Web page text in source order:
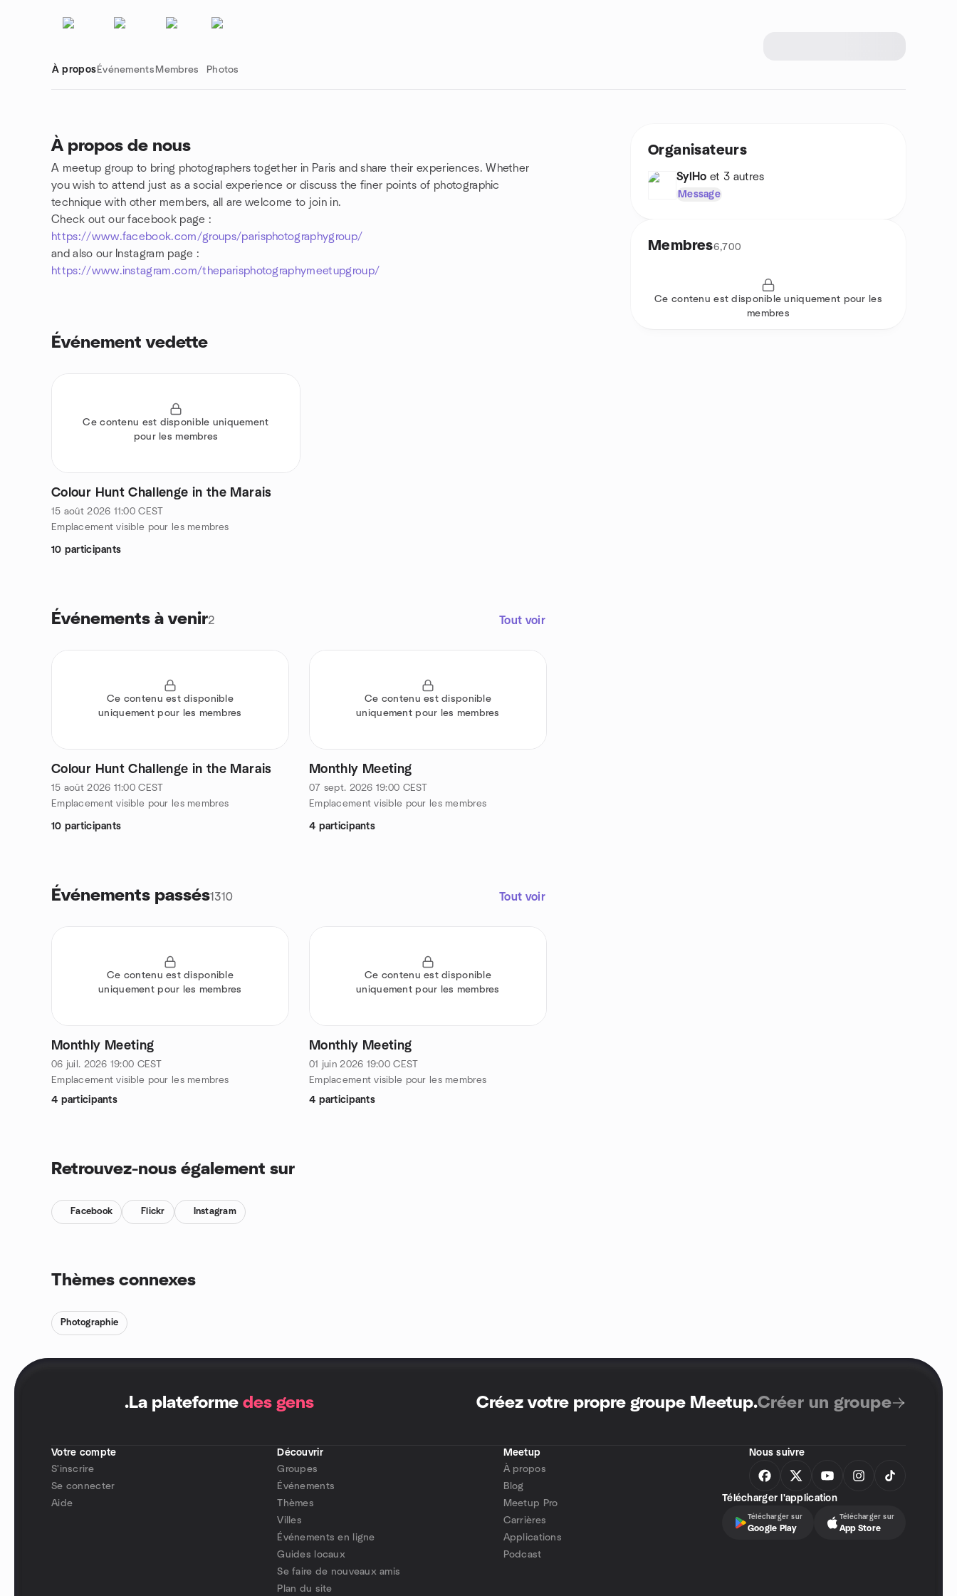
À propos Événements Membres Photos
À propos de nous
A meetup group to bring photographers together in Paris and share their experiences. Whether
you wish to attend just as a social experience or discuss the finer points of photographic
technique with other members, all are welcome to join in.
Check out our facebook page :
https://www.facebook.com/groups/parisphotographygroup/
and also our Instagram page :
https://www.instagram.com/theparisphotographymeetupgroup/
Événement vedette
Ce contenu est disponible uniquement
pour les membres
Colour Hunt Challenge in the Marais
15 août 2026 11:00 CEST
Emplacement visible pour les membres
10 participants
Événements à venir2 Tout voir
Ce contenu est disponible
uniquement pour les membres
Colour Hunt Challenge in the Marais
15 août 2026 11:00 CEST
Emplacement visible pour les membres
10 participants
Ce contenu est disponible
uniquement pour les membres
Monthly Meeting
07 sept. 2026 19:00 CEST
Emplacement visible pour les membres
4 participants
Événements passés1310 Tout voir
Ce contenu est disponible
uniquement pour les membres
Monthly Meeting
06 juil. 2026 19:00 CEST
Emplacement visible pour les membres
4 participants
Ce contenu est disponible
uniquement pour les membres
Monthly Meeting
01 juin 2026 19:00 CEST
Emplacement visible pour les membres
4 participants
Liens de groupe
Retrouvez-nous également sur
Facebook Flickr Instagram
Thèmes connexes
Photographie
Organisateurs
SylHo et 3 autres
Message
Membres6,700
Ce contenu est disponible uniquement pour les
membres
. La plateforme des gens Créez votre propre groupe Meetup.Créer un groupe
Votre compte
S'inscrire
Se connecter
Aide
Découvrir
Groupes
Événements
Thèmes
Villes
Événements en ligne
Guides locaux
Se faire de nouveaux amis
Plan du site
Meetup
À propos
Blog
Meetup Pro
Carrières
Applications
Podcast
Nous suivre
Télécharger l'application
Télécharger sur
Google Play
Télécharger sur
App Store